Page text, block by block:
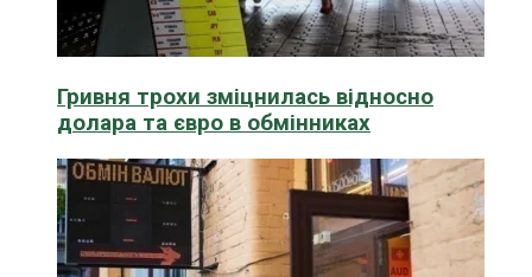
Гривня трохи зміцнилась відносно
долара та євро в обмінниках